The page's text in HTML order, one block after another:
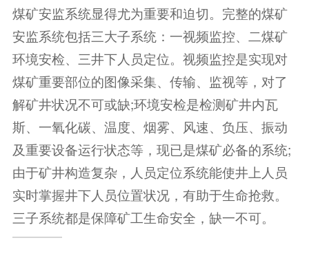
煤矿安监系统显得尤为重要和迫切。完整的煤矿
安监系统包括三大子系统：一视频监控、二煤矿
环境安检、三井下人员定位。视频监控是实现对
煤矿重要部位的图像采集、传输、监视等，对了
解矿井状况不可或缺;环境安检是检测矿井内瓦
斯、一氧化碳、温度、烟雾、风速、负压、振动
及重要设备运行状态等，现已是煤矿必备的系统;
由于矿井构造复杂，人员定位系统能使井上人员
实时掌握井下人员位置状况，有助于生命抢救。
三子系统都是保障矿工生命安全，缺一不可。